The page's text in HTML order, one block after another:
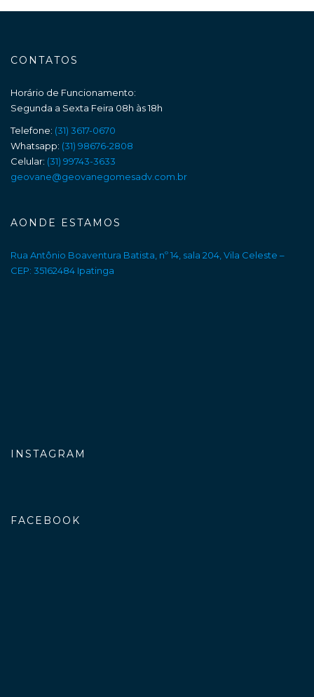
CONTATOS
Horário de Funcionamento:
Segunda a Sexta Feira 08h às 18h
Telefone: (31) 3617-0670
Whatsapp: (31) 98676-2808
Celular: (31) 99743-3633
geovane@geovanegomesadv.com.br
AONDE ESTAMOS
Rua Antônio Boaventura Batista, nº 14, sala 204, Vila Celeste –
CEP: 35162484 Ipatinga
INSTAGRAM
FACEBOOK